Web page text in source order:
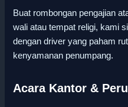
Buat rombongan pengajian
wali atau tempat religi, kami
dengan driver yang paham
kenyamanan penumpang.
Acara Kantor &